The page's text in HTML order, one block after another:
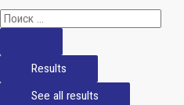
Results
See all results